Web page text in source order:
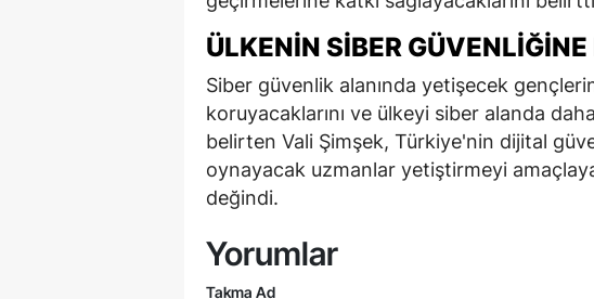
ÜLKENIN SIBER
Siber güvenlik alanında yetişecek
koruyacaklarını ve ülkeyi siber alanda
belirten Vali Şimşek, Türkiye'nin dijital
oynayacak uzmanlar yetiştirmeyi
değindi.
Yorumlar
Takma Ad